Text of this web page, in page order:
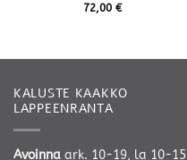
72,00 €
KALUSTE KAAKKO
LAPPEENRANTA
Avoinna ark. 10-19, la 10-15